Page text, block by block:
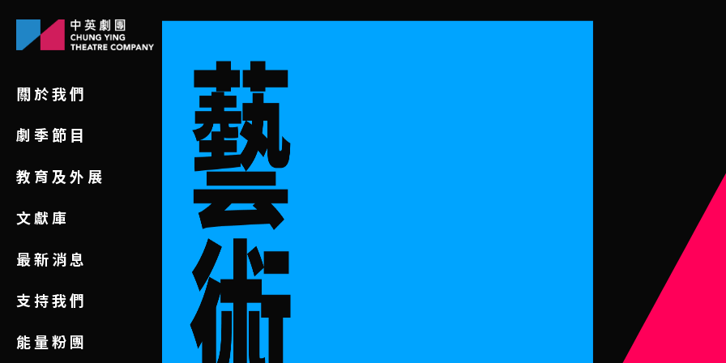
關於我們
劇季節目
教育及外展
文獻庫
最新消息
支持我們
能量粉團